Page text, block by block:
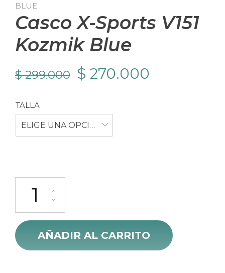
BLUE
Casco X-Sports V151
Kozmik Blue
$299.000 El
original
era:
$ 270.000
TALLA
ELIGE UNA OPCIÓN
AÑADIR AL CARRITO